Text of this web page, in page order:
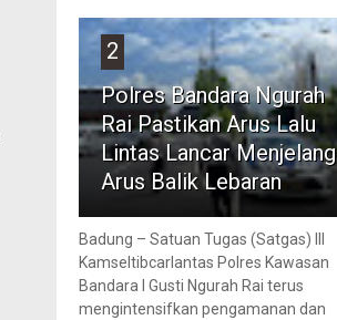
2
Polres Bandara Ngurah
Rai Pastikan Arus Lalu
Lintas Lancar Menjelang
Arus Balik Lebaran
Badung – Satuan Tugas (Satgas) III
Kamseltibcarlantas Polres Kawasan
Bandara I Gusti Ngurah Rai terus
mengintensifkan pengamanan dan